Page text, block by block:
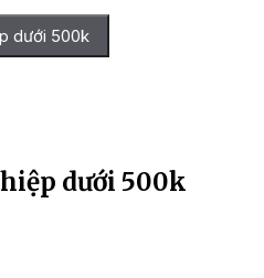
dưới 500k
dưới 500k